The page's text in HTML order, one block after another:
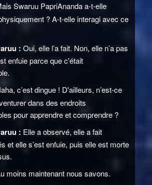
Swaruu PapriAnanda a-t-elle
? A-t-elle interagi avec ce
: Oui, elle l’a fait. Non, elle n’a pas
enfuie parce que c'était
c’est dingue ! D'ailleurs, n’est-ce
dans des endroits
pour apprendre et comprendre ?
: Elle a observé, elle a fait
et elle s’est enfuie, puis elle est morte
moins maintenant nous savons.